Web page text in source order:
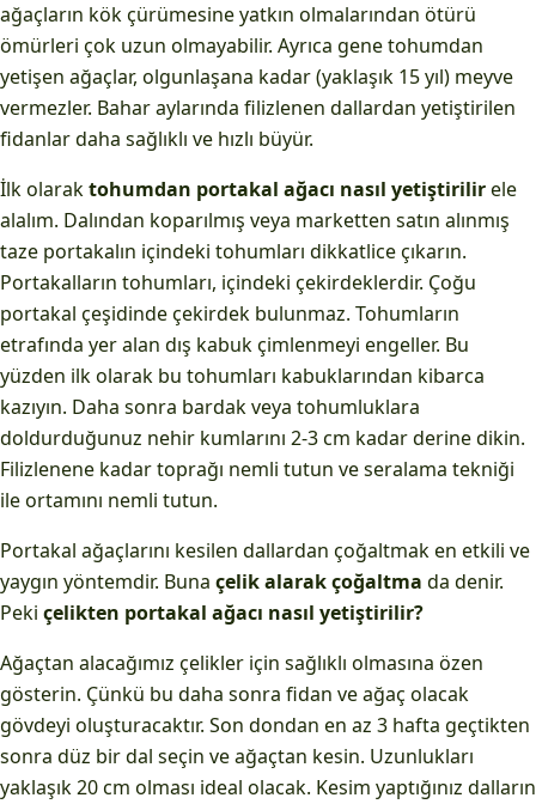
ağaçların kök çürümesine yatkın olmalarından ötürü
ömürleri çok uzun olmayabilir. Ayrıca gene tohumdan
yetişen ağaçlar, olgunlaşana kadar (yaklaşık 15 yıl) meyve
vermezler. Bahar aylarında filizlenen dallardan yetiştirilen
fidanlar daha sağlıklı ve hızlı büyür.
İlk olaraktohumdan portakal ağacı nasıl yetiştirilirele
alalım. Dalından koparılmış veya marketten satın alınmış
taze portakalın içindeki tohumları dikkatlice çıkarın.
Portakalların tohumları, içindeki çekirdeklerdir. Çoğu
portakal çeşidinde çekirdek bulunmaz. Tohumların
etrafında yer alan dış kabuk çimlenmeyi engeller. Bu
yüzden ilk olarak bu tohumları kabuklarından kibarca
kazıyın. Daha sonra bardak veya tohumluklara
doldurduğunuz nehir kumlarını 2-3 cm kadar derine dikin.
Filizlenene kadar toprağı nemli tutun ve seralama tekniği
ile ortamını nemli tutun.
Portakal ağaçlarını kesilen dallardan çoğaltmak en etkili ve
yaygın yöntemdir. Buna çelik alarak çoğaltma da denir.
Peki çelikten portakal ağacı nasıl yetiştirilir?
Ağaçtan alacağımız çelikler için sağlıklı olmasına özen
gösterin. Çünkü bu daha sonra fidan ve ağaç olacak
gövdeyi oluşturacaktır. Son dondan en az 3 hafta geçtikten
sonra düz bir dal seçin ve ağaçtan kesin. Uzunlukları
yaklaşık 20 cm olması ideal olacak. Kesim yaptığınız dalların